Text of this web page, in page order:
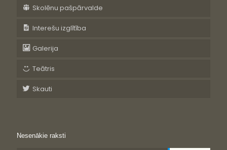
Skolēnu pašpārvalde
Interešu izglītība
Galerija
Teātris
Skauti
Nesenākie raksti